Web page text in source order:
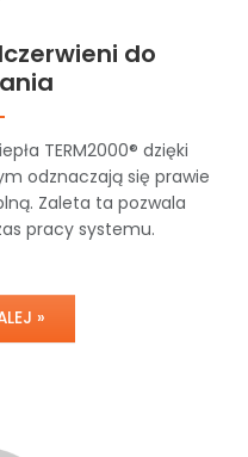
do
TERM2000® dzięki
odznaczają się prawie
Zaleta ta pozwala
pracy systemu.
»